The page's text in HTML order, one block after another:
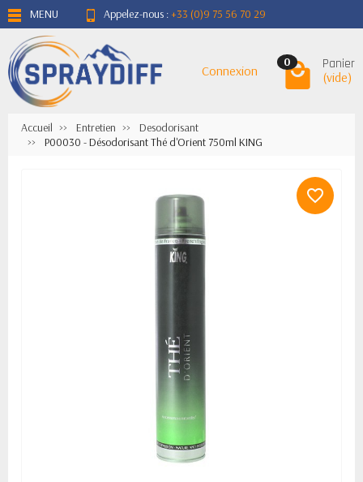
MENU Appelez-nous :+33 (0)9 75 56 70 29
Connexion
0 Panier
(vide)
Accueil Entretien
Desodorisant
P00030 - Désodorisant Thé d'Orient 750ml KING
favorite_border